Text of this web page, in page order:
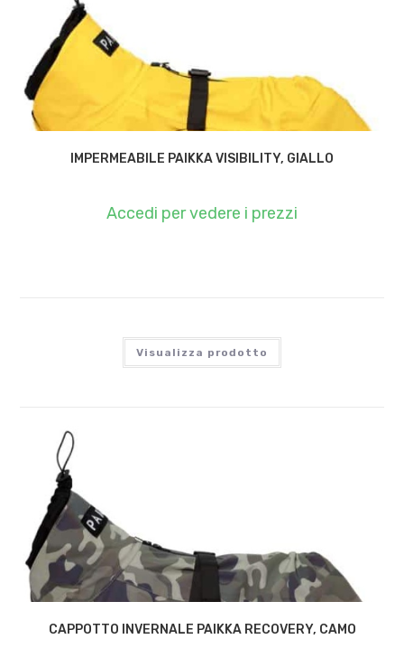
IMPERMEABILE PAIKKA VISIBILITY, GIALLO
Accedi per vedere i prezzi
Visualizza prodotto
CAPPOTTO INVERNALE PAIKKA RECOVERY, CAMO